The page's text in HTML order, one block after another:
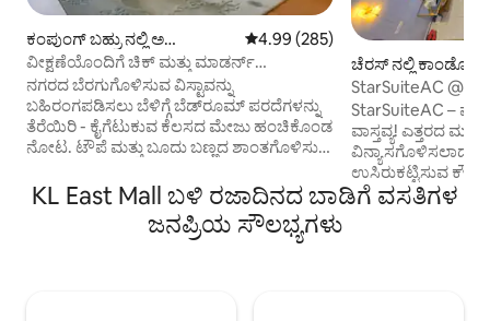
ಕಂಪುಂಗ್ ಬಹ್ರು ನಲ್ಲಿ ಅ
ಪಾರ್ಟ್‌ಮಂಟ್
5 ರಲ್ಲಿ 4.99 ಸರಾಸರಿ ರೇಟಿಂಗ್, 285
4.99 (285)
ವೀಕ್ಷಣೆಯೊಂದಿಗೆ ಚಿಕ್ ಮತ್ತು ಮಾಡರ್ನ್
ಕಾಂಡೋದಿಂದ ಅವಳಿ ಟವರ್‌ಗಳಿಗೆ ನಡೆದು ಹೋಗಿ
ನಗರದ ಬೆರಗುಗೊಳಿಸುವ ವಿಸ್ಟಾವನ್ನು
ಬಹಿರಂಗಪಡಿಸಲು ಬೆಳಿಗ್ಗೆ ಬೆಡ್‌ರೂಮ್ ಪರದೆಗಳನ್ನು
ತೆರೆಯಿರಿ - ಕೈಗೆಟುಕುವ ಕೆಲಸದ ಮೇಜು ಹಂಚಿಕೊಂಡ
ನೋಟ. ಟೌಪೆ ಮತ್ತು ಬೂದು ಬಣ್ಣದ ಶಾಂತಗೊಳಿಸುವ
ಕಾಪಾಡಿಕೊಳ್ಳುತ್ತವೆ. ಆಧುನಿಕ ಬಾತ್‌ರೂಮ್ ಮತ್ತು
ಅಡುಗೆಮನೆ ವಿವರಗಳು ಇದನ್ನು ಅನ್ವೇಷಿಸಲು
ಸೂಕ್ತವಾದ ನೆಲೆಯನ್ನಾಗಿ ಮಾಡುತ್ತವೆ. ನನ್ನ ಅಂದಾಜು
ಚೆರಸ್ ನಲ್ಲಿ ಕಾಂಡೋ
StarSuiteAC @
ಬಿಲಿಯರ್ಡ್‌ನೊಂದಿಗೆ)
StarSuiteAC –
ವಾಸ್ತವ್ಯ! ಎತ್ತರದ ಮಹಡಿಯಲ್ಲಿ ಐಷಾರಾಮಿಯಾಗಿ
ವಿನ್ಯಾಸಗೊಳಿಸಲಾದ
ಉಸಿರುಕಟ್ಟಿಸುವ
ನೀಡುತ್ತದೆ. ಗ್ಯಾಲಕ್ಸಿ ತರಹದ ಸ್ಟಾರ್ರಿ ಸೀಲಿಂಗ್ ಅಡಿಯಲ್ಲಿ
KL East Mall ಬಳಿ ರಜಾದಿನದ ಬಾಡಿಗೆ ವಸತಿಗಳ
ಜನಪ್ರಿಯ ಸೌಲಭ್ಯಗಳು